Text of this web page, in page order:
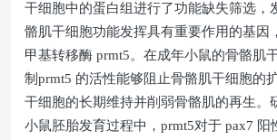
干细胞中的蛋白组进行了功能缺失筛选，
骼肌干细胞功能发挥具有重要作用的基因
甲基转移酶 prmt5。在成年小鼠的骨骼肌
制 prmt5 的活性能够阻止骨骼肌干细胞的
干细胞的长期维持并削弱骨骼肌的再生。
小鼠胚胎发育过程中， prmt5对于 pax7 阳